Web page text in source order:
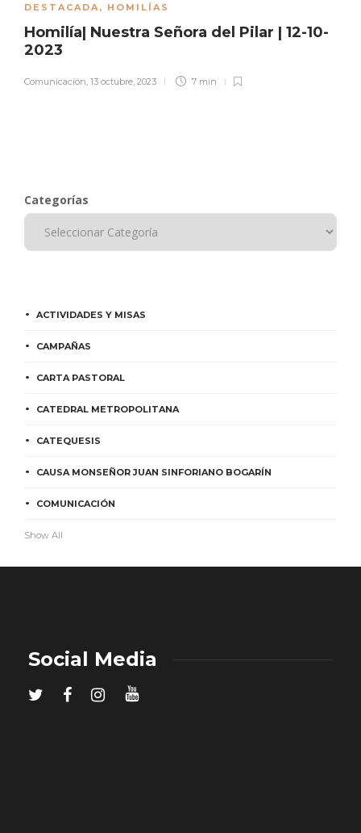
DESTACADA, HOMILÍAS
Homilía| Nuestra Señora del Pilar | 12-10-
2023
Comunicación, 13 octubre, 2023 7 min
Categorías
ACTIVIDADES Y MISAS
CAMPAÑAS
CARTA PASTORAL
CATEDRAL METROPOLITANA
CATEQUESIS
CAUSA MONSEÑOR JUAN SINFORIANO BOGARÍN
COMUNICACIÓN
Show All
Social Media